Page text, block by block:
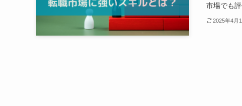
市場でも
2025年4月